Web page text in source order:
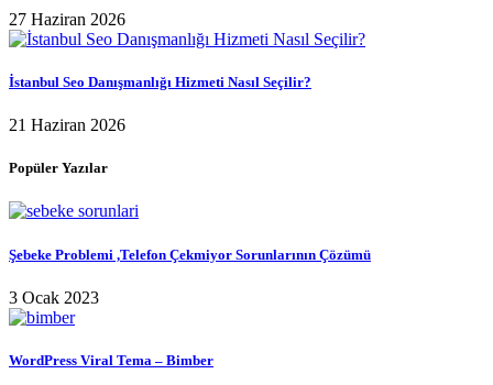
27 Haziran 2026
İstanbul Seo Danışmanlığı Hizmeti Nasıl Seçilir?
21 Haziran 2026
Popüler Yazılar
Şebeke Problemi ,Telefon Çekmiyor Sorunlarının Çözümü
3 Ocak 2023
WordPress Viral Tema – Bimber